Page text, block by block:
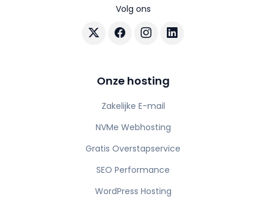
Volg ons
Volg AuraHost op X
Volg AuraHost op Facebook
Volg AuraHost op Instagram
Volg AuraHost op
onze hosting
Zakelijke E-mail
NVMe Webhosting
Gratis Overstapservice
SEO Performance
WordPress Hosting